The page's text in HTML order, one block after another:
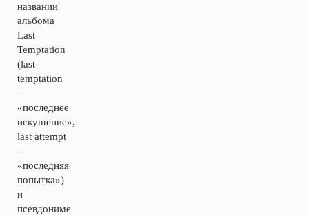
названии
альбома
Last
Temptation
(last
temptation
—
«последнее
искушение»,
last attempt
—
«последняя
попытка»)
и
псевдониме